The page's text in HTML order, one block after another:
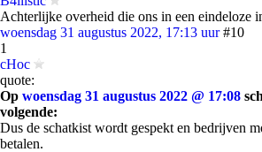
Achterlijke overheid die ons in een eindeloze
woensdag 31 augustus 2022, 17:13 uur #10
1
cHoc
quote:
Op woensdag 31 augustus 2022 @ 17:08
volgende:
Dus de schatkist wordt gespekt en bedrijven
betalen.